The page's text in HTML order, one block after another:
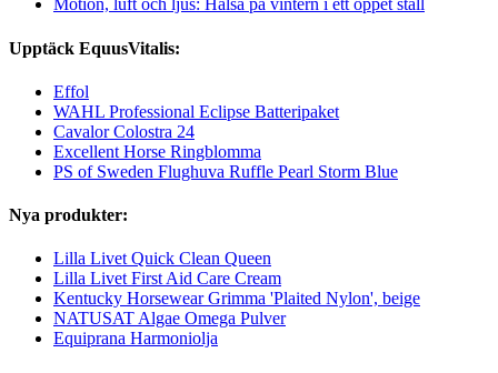
Motion, luft och ljus: Hälsa på vintern i ett öppet stall
Upptäck EquusVitalis:
Effol
WAHL Professional Eclipse Batteripaket
Cavalor Colostra 24
Excellent Horse Ringblomma
PS of Sweden Flughuva Ruffle Pearl Storm Blue
Nya produkter:
Lilla Livet Quick Clean Queen
Lilla Livet First Aid Care Cream
Kentucky Horsewear Grimma 'Plaited Nylon', beige
NATUSAT Algae Omega Pulver
Equiprana Harmoniolja